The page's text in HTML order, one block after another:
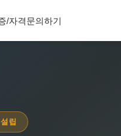
/자격문의하기
립